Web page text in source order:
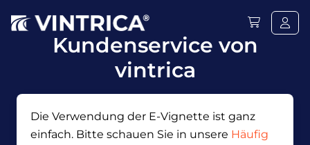
Kundenservice von
vintrica
Die Verwendung der E-Vignette ist ganz
einfach. Bitte schauen Sie in unsere Häufig